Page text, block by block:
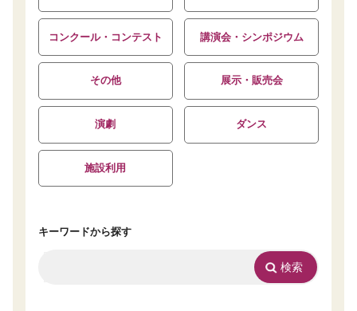
コンクール・コンテスト 講演会・シンポジウム
その他 展示・販売会
演劇 ダンス
施設利用
キーワードから探す